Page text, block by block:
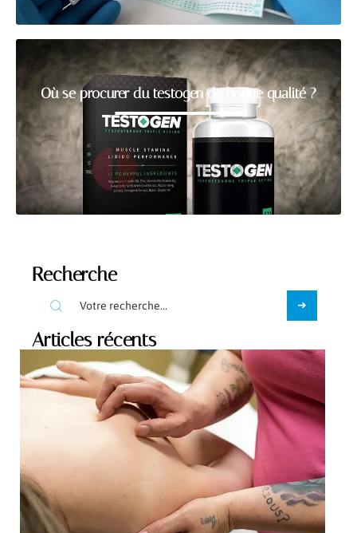
Où se procurer du testogen de bonne qualité ?
Recherche
Articles récents